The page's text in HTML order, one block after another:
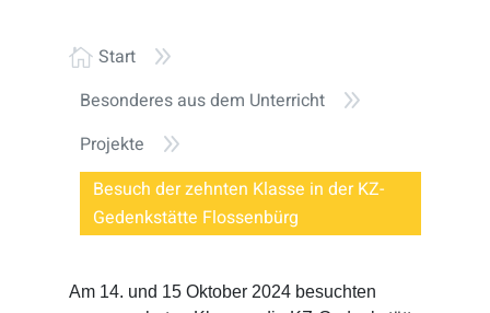
 Start 9
Besonderes aus dem Unterricht 9
Projekte 9
Besuch der zehnten Klasse in der KZ-
Gedenkstätte Flossenbürg
Am 14. und 15 Oktober 2024 besuchten